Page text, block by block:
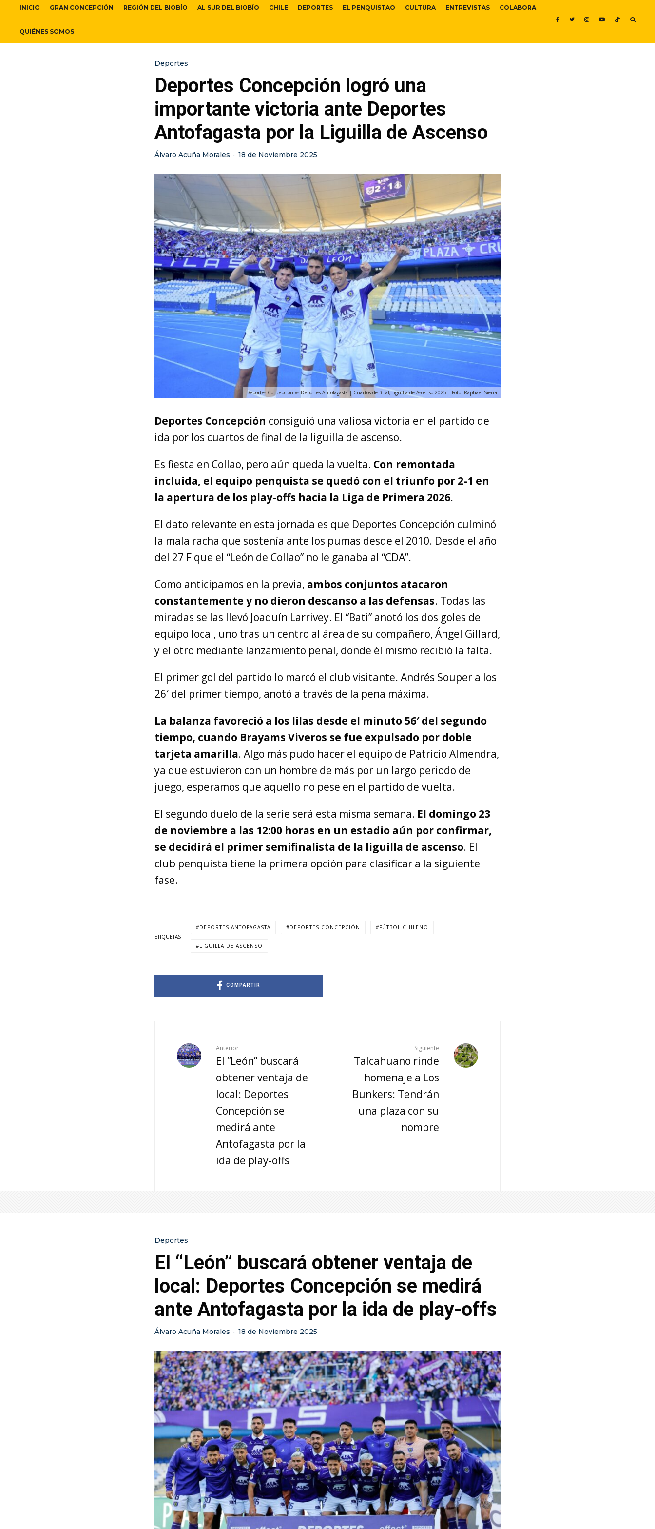
INICIO GRAN CONCEPCIÓN REGIÓN DEL BIOBÍO AL SUR DEL BIOBÍO CHILE DEPORTES EL PENQUISTAO CULTURA ENTREVISTAS COLABORA
QUIÉNES SOMOS
Deportes
Deportes Concepción logró una
importante victoria ante Deportes
Antofagasta por la Liguilla de Ascenso
Álvaro Acuña Morales · 18 de Noviembre 2025
Deportes Concepción vs Deportes Antofagasta | Cuartos de final, liguilla de Ascenso 2025 | Foto: Raphael Sierra
Deportes Concepción consiguió una valiosa victoria en el partido de
ida por los cuartos de final de la liguilla de ascenso.
Es fiesta en Collao, pero aún queda la vuelta. Con remontada
incluida, el equipo penquista se quedó con el triunfo por 2-1 en
la apertura de los play-offs hacia la Liga de Primera 2026.
El dato relevante en esta jornada es que Deportes Concepción culminó
la mala racha que sostenía ante los pumas desde el 2010. Desde el año
del 27 F que el “León de Collao” no le ganaba al “CDA”.
Como anticipamos en la previa, ambos conjuntos atacaron
constantemente y no dieron descanso a las defensas. Todas las
miradas se las llevó Joaquín Larrivey. El “Bati” anotó los dos goles del
equipo local, uno tras un centro al área de su compañero, Ángel Gillard,
y el otro mediante lanzamiento penal, donde él mismo recibió la falta.
El primer gol del partido lo marcó el club visitante. Andrés Souper a los
26′ del primer tiempo, anotó a través de la pena máxima.
La balanza favoreció a los lilas desde el minuto 56′ del segundo
tiempo, cuando Brayams Viveros se fue expulsado por doble
tarjeta amarilla. Algo más pudo hacer el equipo de Patricio Almendra,
ya que estuvieron con un hombre de más por un largo periodo de
juego, esperamos que aquello no pese en el partido de vuelta.
El segundo duelo de la serie será esta misma semana. El domingo 23
de noviembre a las 12:00 horas en un estadio aún por confirmar,
se decidirá el primer semifinalista de la liguilla de ascenso. El
club penquista tiene la primera opción para clasificar a la siguiente
fase.
ETIQUETAS
DEPORTES ANTOFAGASTA DEPORTES CONCEPCIÓN FÚTBOL CHILENO
LIGUILLA DE ASCENSO
COMPARTIR
Anterior
El “León” buscará
obtener ventaja de
local: Deportes
Concepción se
medirá ante
Antofagasta por la
ida de play-offs
Siguiente
Talcahuano rinde
homenaje a Los
Bunkers: Tendrán
una plaza con su
nombre
Deportes
El “León” buscará obtener ventaja de
local: Deportes Concepción se medirá
ante Antofagasta por la ida de play-offs
Álvaro Acuña Morales · 18 de Noviembre 2025